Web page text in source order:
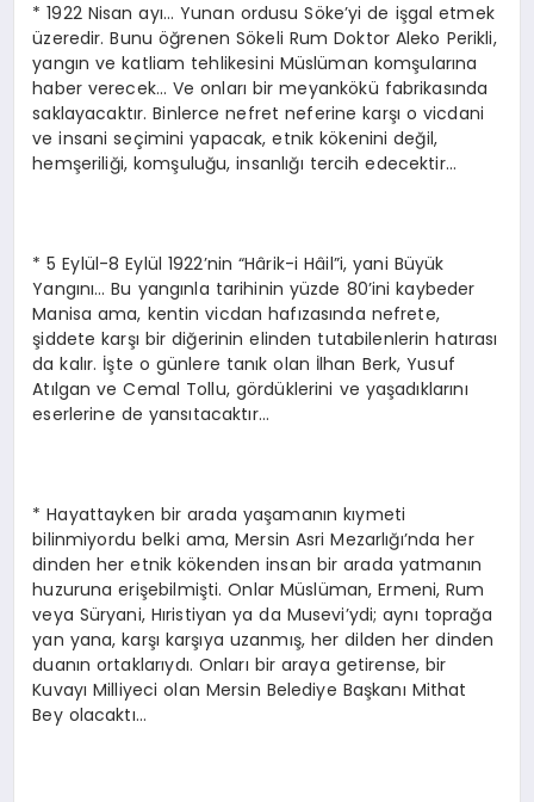
* 1922 Nisan ayı… Yunan ordusu Söke’yi de işgal etmek
üzeredir. Bunu öğrenen Sökeli Rum Doktor Aleko Perikli,
yangın ve katliam tehlikesini Müslüman komşularına
haber verecek… Ve onları bir meyankökü fabrikasında
saklayacaktır. Binlerce nefret neferine karşı o vicdani
ve insani seçimini yapacak, etnik kökenini değil,
hemşeriliği, komşuluğu, insanlığı tercih edecektir…
* 5 Eylül-8 Eylül 1922’nin “Hârik-i Hâil”i, yani Büyük
Yangını… Bu yangınla tarihinin yüzde 80’ini kaybeder
Manisa ama, kentin vicdan hafızasında nefrete,
şiddete karşı bir diğerinin elinden tutabilenlerin hatırası
da kalır. İşte o günlere tanık olan İlhan Berk, Yusuf
Atılgan ve Cemal Tollu, gördüklerini ve yaşadıklarını
eserlerine de yansıtacaktır…
* Hayattayken bir arada yaşamanın kıymeti
bilinmiyordu belki ama, Mersin Asri Mezarlığı’nda her
dinden her etnik kökenden insan bir arada yatmanın
huzuruna erişebilmişti. Onlar Müslüman, Ermeni, Rum
veya Süryani, Hıristiyan ya da Musevi’ydi; aynı toprağa
yan yana, karşı karşıya uzanmış, her dilden her dinden
duanın ortaklarıydı. Onları bir araya getirense, bir
Kuvayı Milliyeci olan Mersin Belediye Başkanı Mithat
Bey olacaktı…